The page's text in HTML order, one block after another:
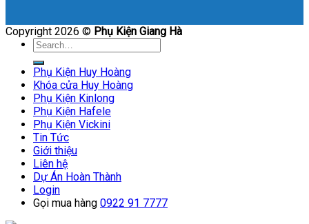
Copyright 2026 © Phụ Kiện Giang Hà
Search
for:
Phụ Kiện Huy Hoàng
Khóa cửa Huy Hoàng
Phụ Kiện Kinlong
Phụ Kiện Hafele
Phụ Kiện Vickini
Tin Tức
Giới thiệu
Liên hệ
Dự Án Hoàn Thành
Login
Gọi mua hàng 0922 91 7777